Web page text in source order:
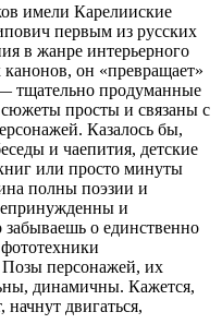
имели Карелииские
первым из русских
в жанре интерьерного
он «превращает»
тщательно продуманные
просты и связаны с
Казалось бы,
и чаепития, детские
или просто минуты
полны поэзии и
и
забываешь о единственно
Позы персонажей, их
динамичны. Кажется,
двигаться,